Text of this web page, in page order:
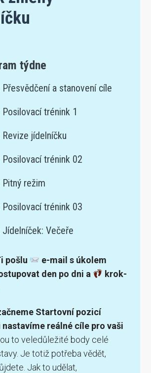
týdne
Přesvědčení a stanovení cíle
Posilovací trénink 1
Revize jídelníčku
Posilovací trénink 02
Pitný režim
Posilovací trénink 03
Jídelníček: Večeře
pošlu
e-mail s úkolem
den po dni a
krok-
Startovní pozicí
nastavíme reálné cíle pro vaši
to veledůležité body celé
Je totiž potřeba vědět,
Jak to udělat,